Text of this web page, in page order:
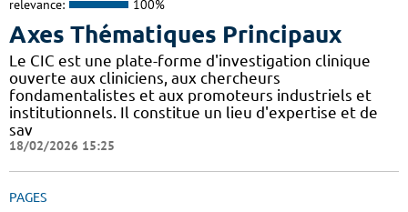
relevance: 100%
Axes Thématiques Principaux
Le CIC est une plate-forme d'investigation clinique
ouverte aux cliniciens, aux chercheurs
fondamentalistes et aux promoteurs industriels et
institutionnels. Il constitue un lieu d'expertise et de
sav
18/02/2026 15:25
PAGES